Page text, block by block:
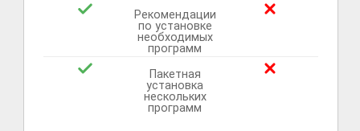
Рекомендации
по установке
необходимых
программ
Пакетная
установка
нескольких
программ